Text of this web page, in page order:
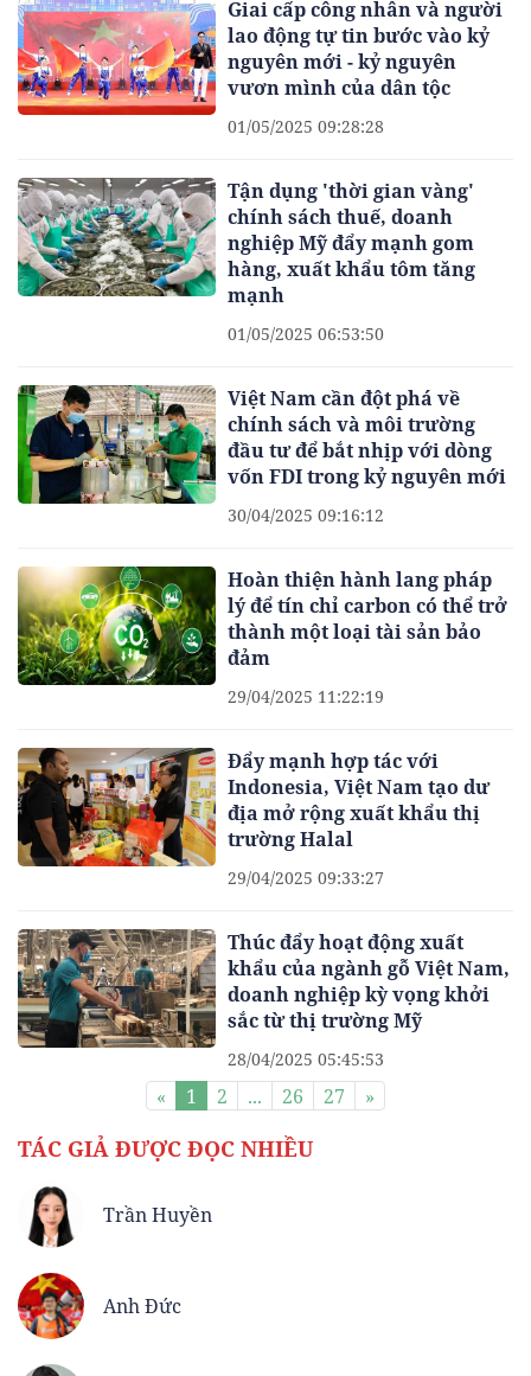
Giai cấp công nhân và người
lao động tự tin bước vào kỷ
nguyên mới - kỷ nguyên
vươn mình của dân tộc
01/05/2025 09:28:28
Tận dụng 'thời gian vàng'
chính sách thuế, doanh
nghiệp Mỹ đẩy mạnh gom
hàng, xuất khẩu tôm tăng
mạnh
01/05/2025 06:53:50
Việt Nam cần đột phá về
chính sách và môi trường
đầu tư để bắt nhịp với dòng
vốn FDI trong kỷ nguyên mới
30/04/2025 09:16:12
Hoàn thiện hành lang pháp
lý để tín chỉ carbon có thể trở
thành một loại tài sản bảo
đảm
29/04/2025 11:22:19
Đẩy mạnh hợp tác với
Indonesia, Việt Nam tạo dư
địa mở rộng xuất khẩu thị
trường Halal
29/04/2025 09:33:27
Thúc đẩy hoạt động xuất
khẩu của ngành gỗ Việt Nam,
doanh nghiệp kỳ vọng khởi
sắc từ thị trường Mỹ
28/04/2025 05:45:53
« 1 2 ... 26 27 »
TÁC GIẢ ĐƯỢC ĐỌC NHIỀU
Trần Huyền
Anh Đức